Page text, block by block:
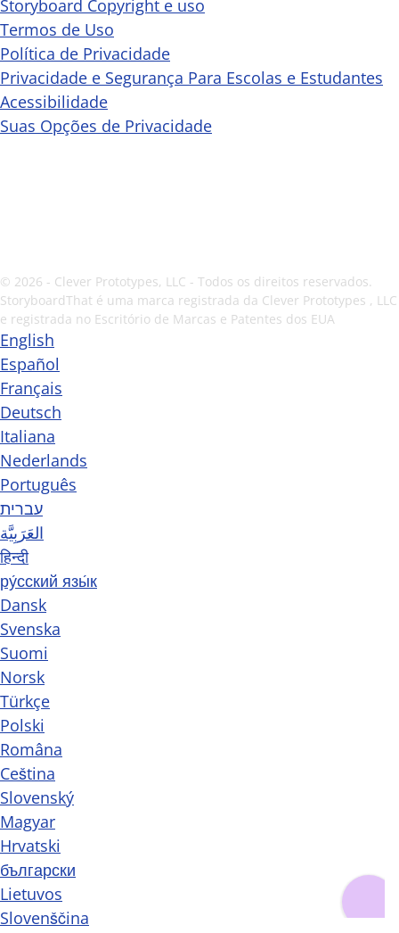
Storyboard Copyright e uso
Termos de Uso
Política de Privacidade
Privacidade e Segurança Para Escolas e Estudantes
Acessibilidade
Suas Opções de Privacidade
© 2026 - Clever Prototypes, LLC - Todos os direitos reservados.
StoryboardThat é uma marca registrada da Clever Prototypes , LLC
e registrada no Escritório de Marcas e Patentes dos EUA
English
Español
Français
Deutsch
Italiana
Nederlands
Português
עברית
العَرَبِيَّة
हिन्दी
ру́сский язы́к
Dansk
Svenska
Suomi
Norsk
Türkçe
Polski
Româna
Ceština
Slovenský
Magyar
Hrvatski
български
Lietuvos
Slovenščina